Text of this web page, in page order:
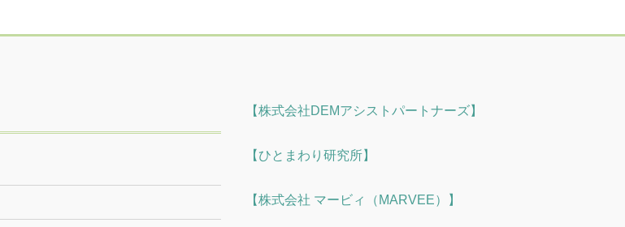
【株式会社DEMアシストパートナーズ】
【ひとまわり研究所】
【株式会社 マービィ（MARVEE）】